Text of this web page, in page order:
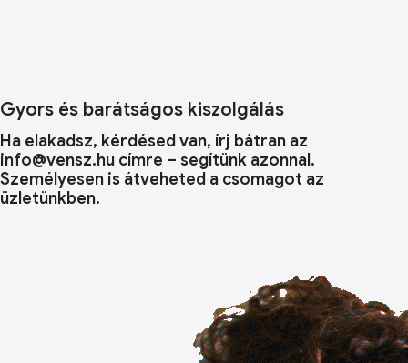
Gyors és barátságos kiszolgálás
Ha elakadsz, kérdésed van, írj bátran az
info@vensz.hu címre – segítünk azonnal.
Személyesen is átveheted a csomagot az
üzletünkben.